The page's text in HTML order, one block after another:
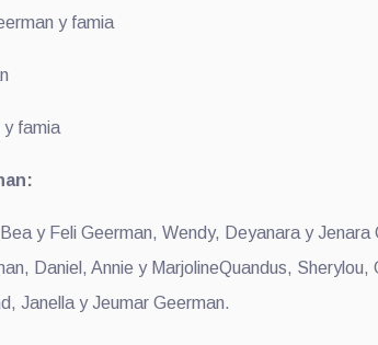
y famia
y famia
y Feli Geerman, Wendy, Deyanara y Jenara
Daniel, Annie y MarjolineQuandus, Sherylou,
Janella y Jeumar Geerman.